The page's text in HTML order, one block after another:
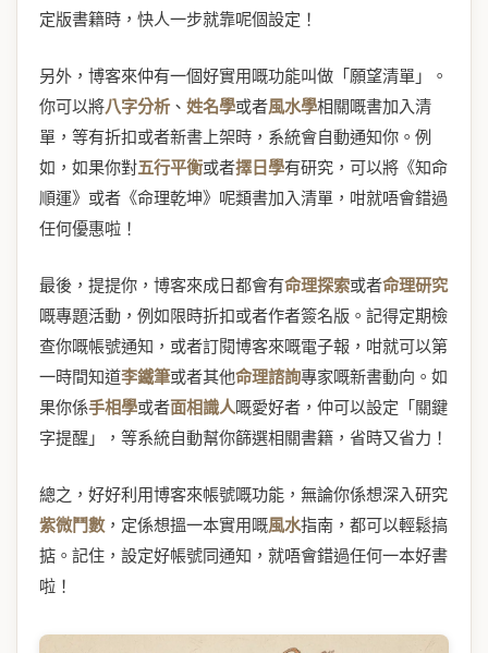
定版書籍時，快人一步就靠呢個設定！
另外，博客來仲有一個好實用嘅功能叫做「願望清單」。
你可以將八字分析 、 姓名學或者風水學相關嘅書加入清
單，等有折扣或者新書上架時，系統會自動通知你。例
如，如果你對五行平衡或者擇日學有研究，可以將《知命
順運》或者《命理乾坤》呢類書加入清單，咁就唔會錯過
任何優惠啦！
最後，提提你，博客來成日都會有命理探索或者命理研究
嘅專題活動，例如限時折扣或者作者簽名版。記得定期檢
查你嘅帳號通知，或者訂閱博客來嘅電子報，咁就可以第
一時間知道李鐵筆或者其他命理諮詢專家嘅新書動向。如
果你係手相學或者面相識人嘅愛好者，仲可以設定「關鍵
字提醒」，等系統自動幫你篩選相關書籍，省時又省力！
總之，好好利用博客來帳號嘅功能，無論你係想深入研究
紫微鬥數，定係想搵一本實用嘅風水指南，都可以輕鬆搞
掂。記住，設定好帳號同通知，就唔會錯過任何一本好書
啦！